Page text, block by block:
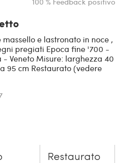
e lastronato in noce ,
pregiati Epoca fine '700 -
Veneto Misure: larghezza 40
95 cm Restaurato (vedere
Restaurato